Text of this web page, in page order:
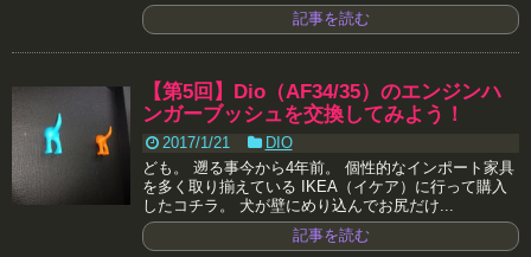
記事を読む
【第5回】Dio（AF34/35）のエンジンハ
ンガーブッシュを交換してみよう！
2017/1/21
DIO
ども。 遡る事今から4年前。 個性的なインポート家具
を多く取り揃えている IKEA（イケア）に行って購入
したコチラ。 犬が壁にめり込んでお尻だけ...
記事を読む